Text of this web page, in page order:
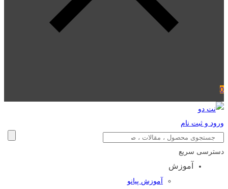
0
ورود و ثبت نام
دسترسی سریع
آموزش
آموزش پیانو